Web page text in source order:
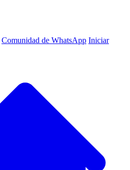
Comunidad de WhatsApp Iniciar